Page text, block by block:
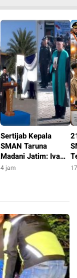
Sertijab Kepala
SMAN Taruna
Madani Jatim: Iva
Evry Robiyansah
4 jam